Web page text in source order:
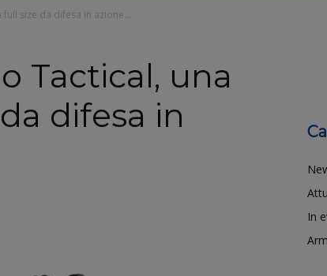
size da difesa in azione...
Tactical, una
difesa in
In